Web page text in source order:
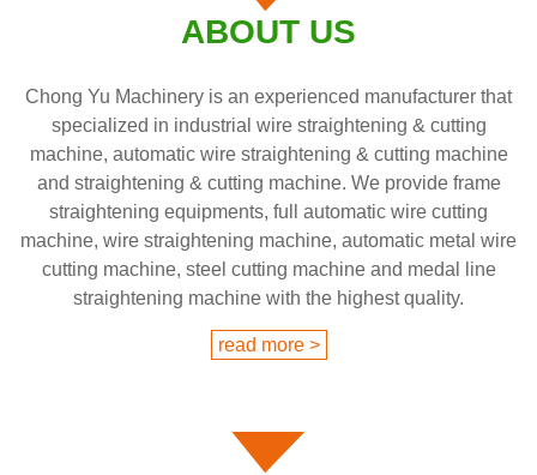
ABOUT US
Chong Yu Machinery is an experienced manufacturer that
specialized in industrial wire straightening & cutting
machine, automatic wire straightening & cutting machine
and straightening & cutting machine. We provide frame
straightening equipments, full automatic wire cutting
machine, wire straightening machine, automatic metal wire
cutting machine, steel cutting machine and medal line
straightening machine with the highest quality.
read more >